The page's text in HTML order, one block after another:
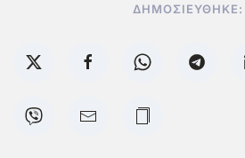
ΔΗΜΟΣΙΕΎΘΗΚΕ: